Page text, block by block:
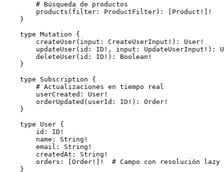
        # Búsqueda de productos
        products(filter: ProductFilter): [Product!]!
    }
    type Mutation {
        createUser(input: CreateUserInput!): User!
updateUser(id: ID!, input: UpdateUserInput!):
        deleteUser(id: ID!): Boolean!
    }
    type Subscription {
        # Actualizaciones en tiempo real
        userCreated: User!
        orderUpdated(userId: ID!): Order!
    }
    type User {
        id: ID!
        name: String!
        email: String!
        createdAt: String!
        orders: [Order!]!  # Campo con resolución lazy
    }